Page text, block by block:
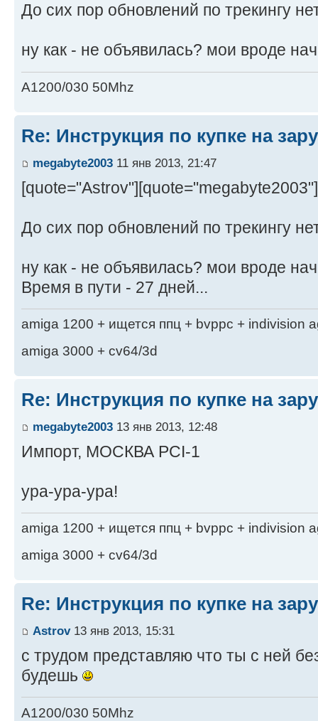
До сих пор обновлений по трекингу
ну как - не объявилась? мои вроде
A1200/030 50Mhz
Re: Инструкция по купке на
megabyte2003 11 янв 2013, 21:47
До сих пор обновлений по трекингу
ну как - не объявилась? мои вроде
Время в пути - 27 дней...
amiga 1200 + ищется ппц + bvppc + indivision
amiga 3000 + cv64/3d
Re: Инструкция по купке на
megabyte2003 13 янв 2013, 12:48
Импорт, МОСКВА PCI-1
ура-ура-ура!
amiga 1200 + ищется ппц + bvppc + indivision
amiga 3000 + cv64/3d
Re: Инструкция по купке на
Astrov13 янв 2013, 15:31
с трудом представляю что ты с ней
будешь
A1200/030 50Mhz